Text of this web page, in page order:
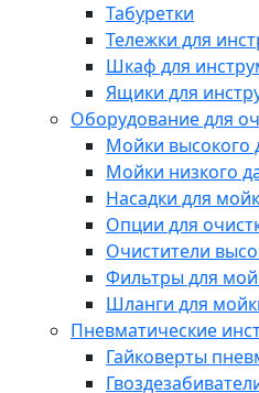
Табуретки
Тележки для
Шкаф для
Ящики для
Оборудование для
Мойки высокого
Мойки низкого
Насадки для
Опции для
Очистители
Фильтры для
Шланги для
Пневматические
Гайковерты